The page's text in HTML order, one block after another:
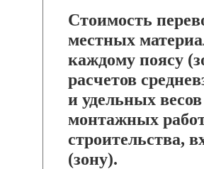
Стоимость
местных
каждому поясу
расчетов
и удельных
монтажных
строительства,
(зону).